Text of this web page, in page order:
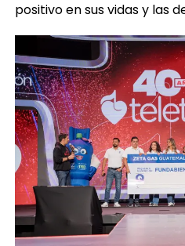
positivo en sus vidas y las